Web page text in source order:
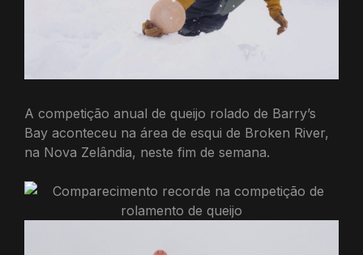
A competição anual de queijo rolado de Barry’s
Bay aconteceu na área de esqui de Broken River,
na Nova Zelândia, neste fim de semana.